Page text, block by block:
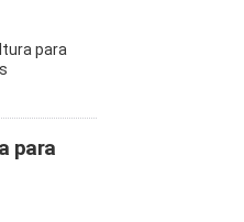
para
para